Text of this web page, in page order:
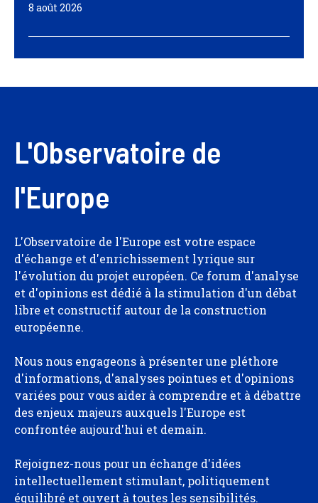
8 août 2026
L'Observatoire de
l'Europe
L'Observatoire de l'Europe est votre espace
d'échange et d'enrichissement lyrique sur
l'évolution du projet européen. Ce forum d'analyse
et d'opinions est dédié à la stimulation d'un débat
libre et constructif autour de la construction
européenne.
Nous nous engageons à présenter une pléthore
d'informations, d'analyses pointues et d'opinions
variées pour vous aider à comprendre et à débattre
des enjeux majeurs auxquels l'Europe est
confrontée aujourd'hui et demain.
Rejoignez-nous pour un échange d'idées
intellectuellement stimulant, politiquement
équilibré et ouvert à toutes les sensibilités.